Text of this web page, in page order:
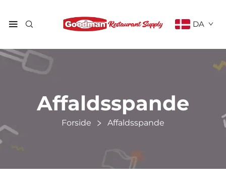
DA
Affaldsspande
Forside Affaldsspande